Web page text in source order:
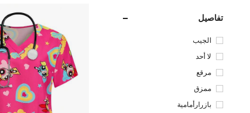
تفاصيل
الجيب
لا أحد
مرقع
ممزق
بازرارأمامية